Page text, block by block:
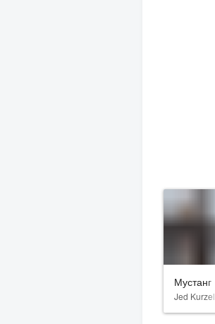
Мустанг
Jed Kurzel